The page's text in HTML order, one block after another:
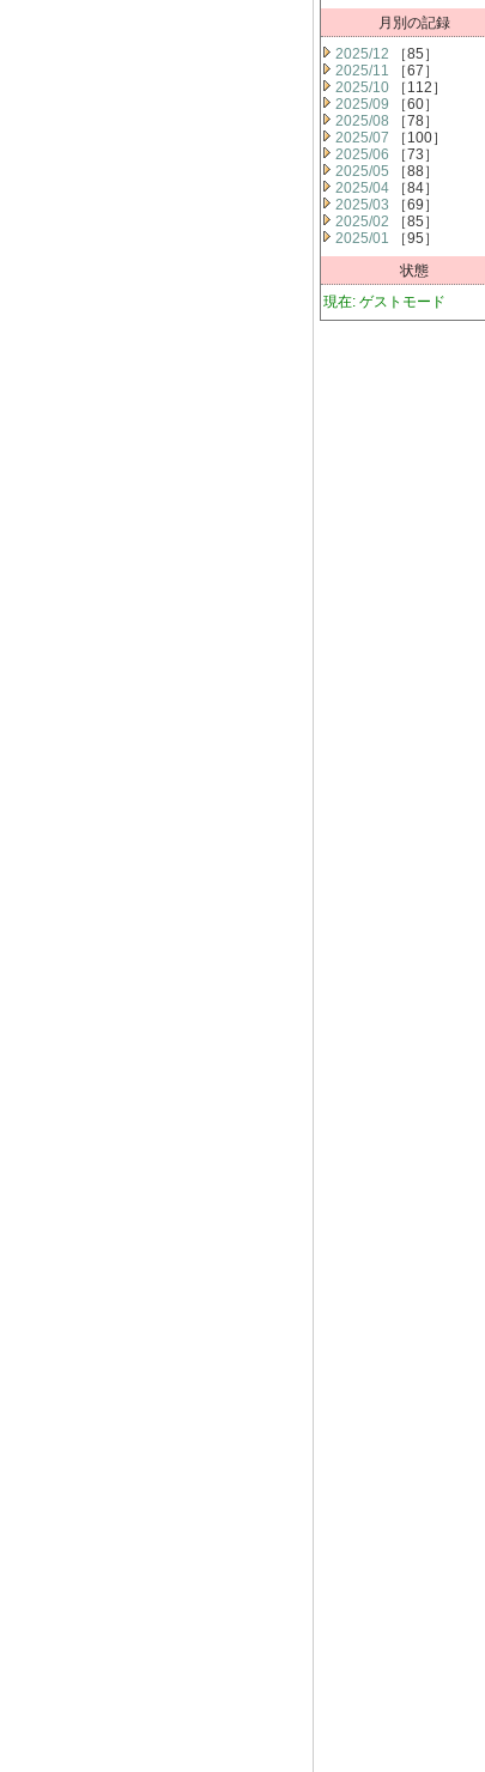
月別の記録
2025/12 ［85］
2025/11 ［67］
2025/10 ［112］
2025/09 ［60］
2025/08 ［78］
2025/07 ［100］
2025/06 ［73］
2025/05 ［88］
2025/04 ［84］
2025/03 ［69］
2025/02 ［85］
2025/01 ［95］
状態
現在: ゲストモード